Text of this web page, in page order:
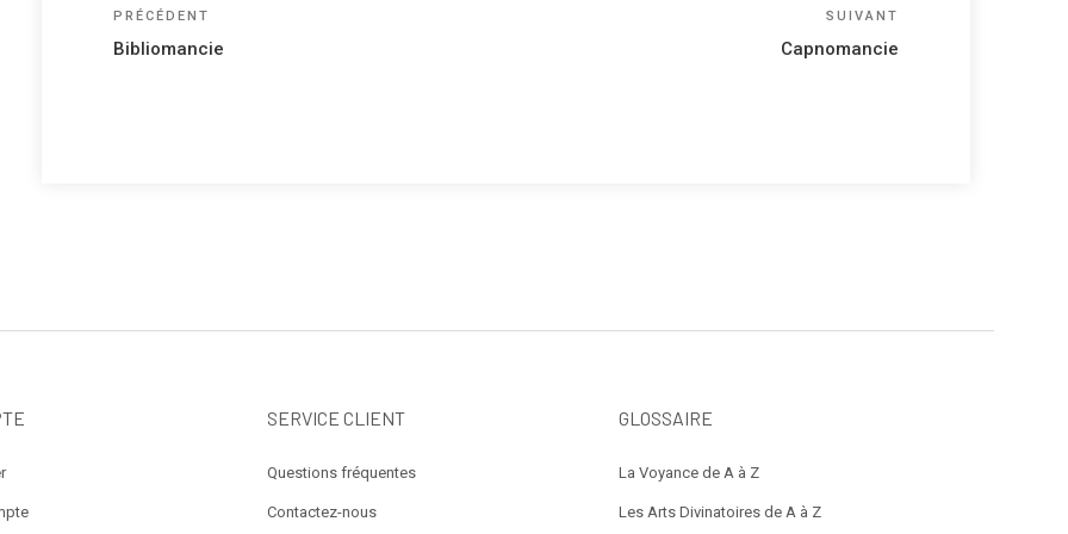
Navigation
de
Article
précédent
PRÉCÉDENT
Bibliomancie
SUIVANT
Capnomancie
SERVICE CLIENT
Questions fréquentes
Contactez-nous
GLOSSAIRE
La Voyance de A à Z
Les Arts Divinatoires de A à Z